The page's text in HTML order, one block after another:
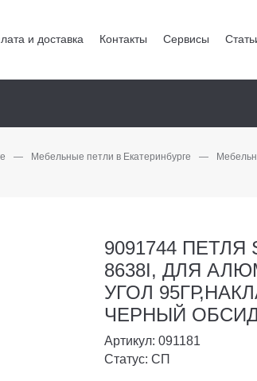
и доставка Контакты Сервисы
— Мебельные петли в Екатеринбурге —
9091744 ПЕТЛЯ
8638I, ДЛЯ
УГОЛ
ЧЕРНЫЙ
Артикул: 091181
Статус: СП